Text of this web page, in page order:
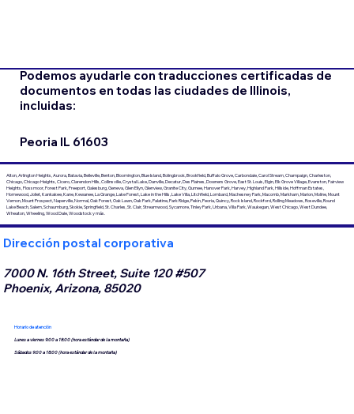
Podemos ayudarle con traducciones certificadas de
documentos en todas las ciudades de Illinois,
incluidas:
Peoria IL 61603
Alton, Arlington Heights, Aurora, Batavia, Belleville, Benton, Bloomington, Blue Island, Bolingbrook, Brookfield, Buffalo Grove, Carbondale, Carol Stream, Champaign, Charleston,
Chicago, Chicago Heights, Cicero, Clarendon Hills, Collinsville, Crystal Lake, Danville, Decatur, Des Plaines, Downers Grove, East St. Louis, Elgin, Elk Grove Village, Evanston, Fairview
Heights, Flossmoor, Forest Park, Freeport, Galesburg, Geneva, Glen Ellyn, Glenview, Granite City, Gurnee, Hanover Park, Harvey, Highland Park, Hillside, Hoffman Estates,
Homewood, Joliet, Kankakee, Kane, Kewanee, La Grange, Lake Forest, Lake in the Hills, Lake Villa, Litchfield, Lombard, Machesney Park, Macomb, Markham, Marion, Moline, Mount
Vernon, Mount Prospect, Naperville, Normal, Oak Forest, Oak Lawn, Oak Park, Palatine, Park Ridge, Pekín, Peoria, Quincy, Rock Island, Rockford, Rolling Meadows, Roseville, Round
Lake Beach, Salem, Schaumburg, Skokie, Springfield, St. Charles, St. Clair, Streamwood, Sycamore, Tinley Park, Urbana, Villa Park, Waukegan, West Chicago, West Dundee,
Wheaton, Wheeling, Wood Dale, Woodstock y más.
Dirección postal corporativa
7000 N. 16th Street, Suite 120 #507
Phoenix, Arizona, 85020
Horario de atención
Lunes a viernes 9:00 a 18:00 (hora estándar de la montaña)
Sábados 9:00 a 18:00 (hora estándar de la montaña)